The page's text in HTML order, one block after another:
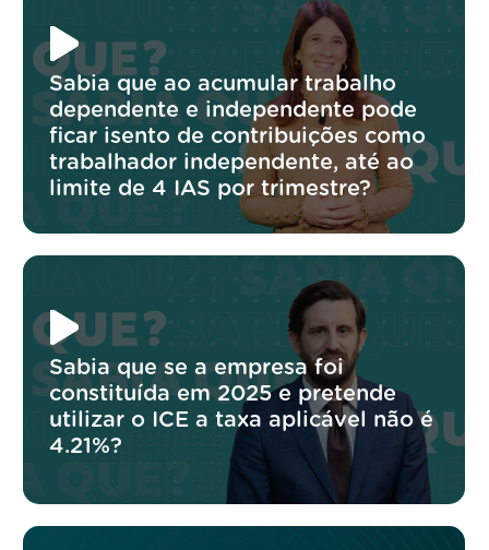
Sabia que ao acumular trabalho
dependente e independente pode
ficar isento de contribuições como
trabalhador independente, até ao
limite de 4 IAS por trimestre?
Sabia que se a empresa foi
constituída em 2025 e pretende
utilizar o ICE a taxa aplicável não é
4.21%?